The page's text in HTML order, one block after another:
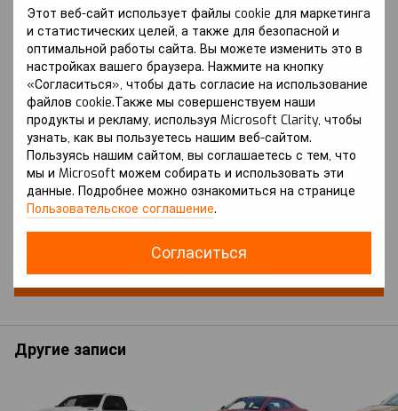
Этот веб-сайт использует файлы cookie для маркетинга
и статистических целей, а также для безопасной и
оптимальной работы сайта. Вы можете изменить это в
настройках вашего браузера. Нажмите на кнопку
«Согласиться», чтобы дать согласие на использование
файлов cookie.Также мы совершенствуем наши
продукты и рекламу, используя Microsoft Clarity, чтобы
узнать, как вы пользуетесь нашим веб-сайтом.
Пользуясь нашим сайтом, вы соглашаетесь с тем, что
мы и Microsoft можем собирать и использовать эти
данные. Подробнее можно ознакомиться на странице
Пользовательское соглашение.
Согласиться
Обсуждение
Добавьте первый отзыв
Новый комментарий
Другие записи